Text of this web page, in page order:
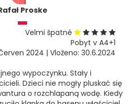
Proske
Velmi špatné
Pobyt v A4+1
2024 | Vloženo: 30.6.2024
wypoczynku. Stały i
Dzieci nie mogły pluskać się
o rozchlapaną wodę. Kiedy